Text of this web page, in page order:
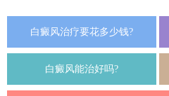
白癜风治疗要花多少钱?
白癜风能治好吗?